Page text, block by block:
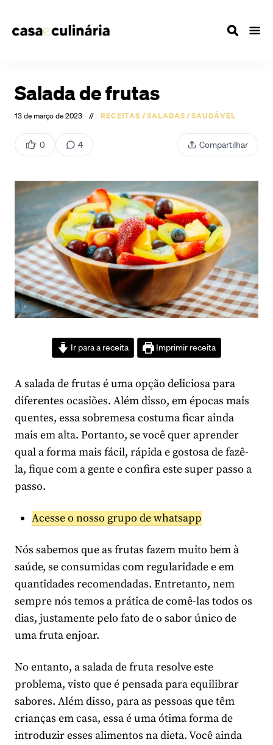
Salada de frutas
13 de março de 2023 // RECEITAS /SALADAS/SAUDÁVEL
0 4 Compartilhar
Ir para a receita Imprimir receita
A salada de frutas é uma opção deliciosa para
diferentes ocasiões. Além disso, em épocas mais
quentes, essa sobremesa costuma ficar ainda
mais em alta. Portanto, se você quer aprender
qual a forma mais fácil, rápida e gostosa de fazê-
la, fique com a gente e confira este super passo a
passo.
Acesse o nosso grupo de whatsapp
Nós sabemos que as frutas fazem muito bem à
saúde, se consumidas com regularidade e em
quantidades recomendadas. Entretanto, nem
sempre nós temos a prática de comê-las todos os
dias, justamente pelo fato de o sabor único de
uma fruta enjoar.
No entanto, a salada de fruta resolve este
problema, visto que é pensada para equilibrar
sabores. Além disso, para as pessoas que têm
crianças em casa, essa é uma ótima forma de
introduzir esses alimentos na dieta. Você ainda